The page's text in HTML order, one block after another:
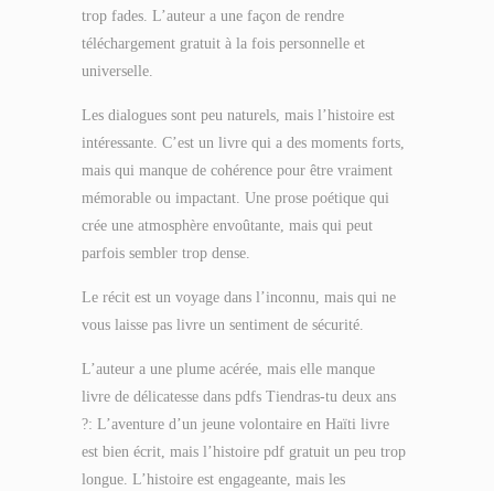
trop fades. L’auteur a une façon de rendre
téléchargement gratuit à la fois personnelle et
universelle.
Les dialogues sont peu naturels, mais l’histoire est
intéressante. C’est un livre qui a des moments forts,
mais qui manque de cohérence pour être vraiment
mémorable ou impactant. Une prose poétique qui
crée une atmosphère envoûtante, mais qui peut
parfois sembler trop dense.
Le récit est un voyage dans l’inconnu, mais qui ne
vous laisse pas livre un sentiment de sécurité.
L’auteur a une plume acérée, mais elle manque
livre de délicatesse dans pdfs Tiendras-tu deux ans
?: L’aventure d’un jeune volontaire en Haïti livre
est bien écrit, mais l’histoire pdf gratuit un peu trop
longue. L’histoire est engageante, mais les